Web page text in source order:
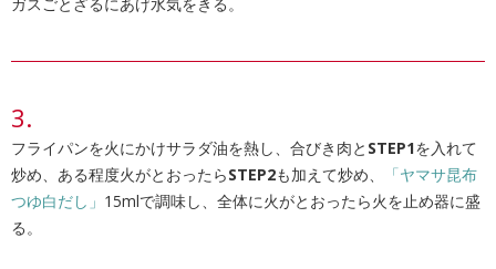
フライパンを火にかけサラダ油を熱し、合びき肉と STEP1を入れて
炒め、ある程度火がとおったらSTEP2も加えて炒め、
「ヤマサ昆布
つゆ白だし」 15mlで調味し、全体に火がとおったら火を止め器に盛
る。